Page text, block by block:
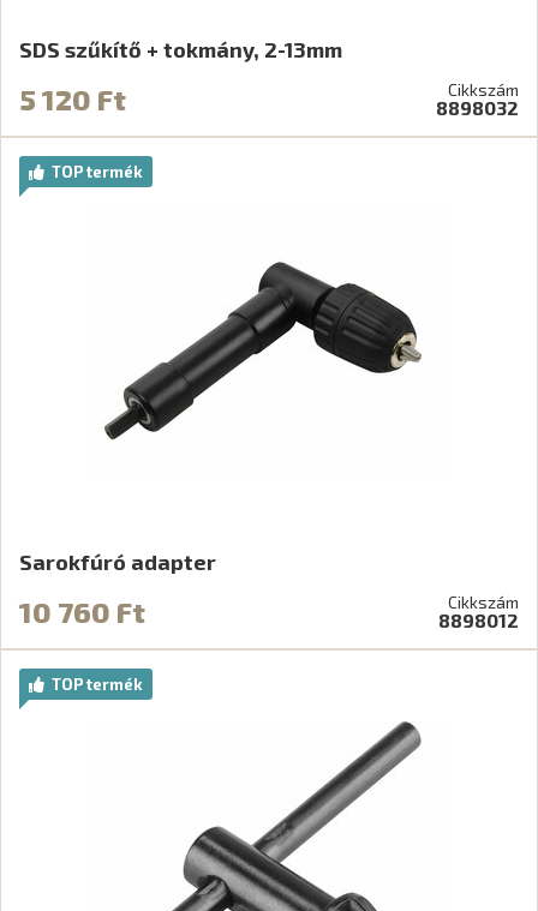
SDS szűkítő + tokmány, 2-13mm
5 120 Ft Cikkszám
8898032
TOP termék
Sarokfúró adapter
10 760 Ft Cikkszám
8898012
TOP termék